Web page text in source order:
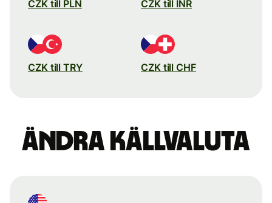
CZK till PLN CZK till INR
CZK till TRY CZK till CHF
Ändra källvaluta